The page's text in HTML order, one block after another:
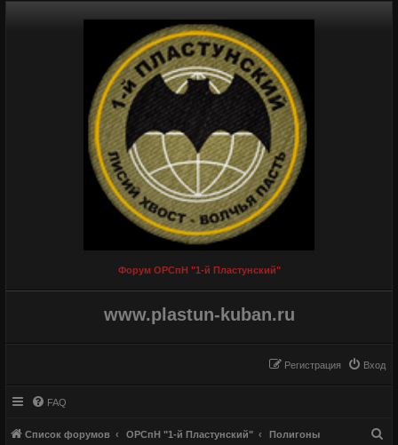
Форум ОРСпН "1-й Пластунский"
www.plastun-kuban.ru
Вход
Регистрация
FAQ
Список форумов ОРСпН "1-й Пластунский" Полигоны